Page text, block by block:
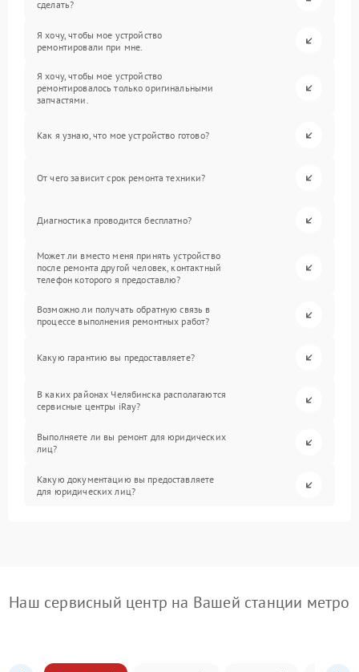
сделать?
Я хочу, чтобы мое устройство
ремонтировали при мне.
Я хочу, чтобы мое устройство
ремонтировалось только оригинальными
запчастями.
Как я узнаю, что мое устройство готово?
От чего зависит срок ремонта техники?
Диагностика проводится бесплатно?
Может ли вместо меня принять устройство
после ремонта другой человек, контактный
телефон которого я предоставлю?
Возможно ли получать обратную связь в
процессе выполнения ремонтных работ?
Какую гарантию вы предоставляете?
В каких районах Челябинска располагаются
сервисные центры iRay?
Выполняете ли вы ремонт для юридических
лиц?
Какую документацию вы предоставляете
для юридических лиц?
Наш сервисный центр на Вашей станции метро